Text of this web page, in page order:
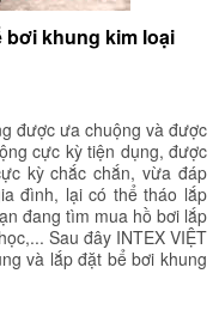
khung kim loại
được ưa chuộng và được
cực kỳ tiện dụng, được
kỳ chắc chắn, vừa đáp
đình, lại có thể tháo lắp
đang tìm mua hồ bơi lắp
Sau đây INTEX VIỆT
và lắp đặt bể bơi khung